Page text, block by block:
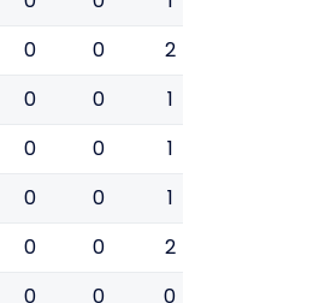
0 0 2
0 0 1
0 0 1
0 0 1
0 0 2
0 0 0